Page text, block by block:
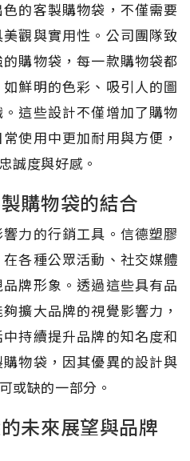
的客製購物袋，不僅需要
觀與實用性。公司團隊致
購物袋，每一款購物袋都
鮮明的色彩、吸引人的圖
這些設計不僅增加了購物
使用中更加耐用與方便，
誠度與好感。
購物袋的結合
力的行銷工具。信德塑膠
各種公眾活動、社交媒體
牌形象。透過這些具有品
擴大品牌的視覺影響力，
持續提升品牌的知名度和
物袋，因其優異的設計與
或缺的一部分。
未來展望與品牌